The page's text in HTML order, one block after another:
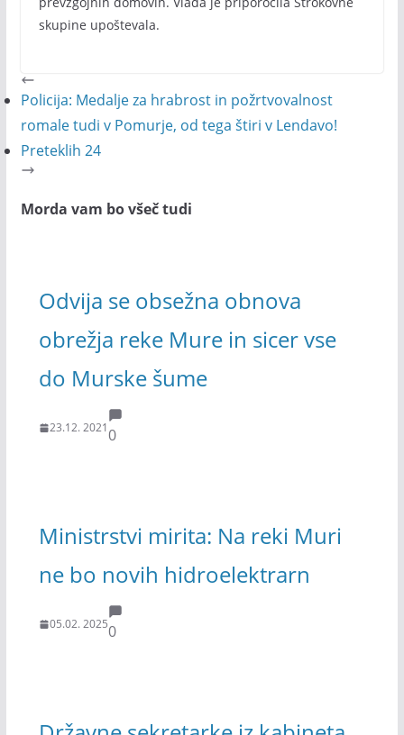
skupine upoštevala.
Policija: Medalje za hrabrost in požrtvovalnost
romale tudi v Pomurje, od tega štiri v Lendavo!
Preteklih 24
Morda vam bo všeč tudi
Odvija se obsežna obnova
obrežja reke Mure in sicer vse
do Murske šume
23.12. 20210
Ministrstvi mirita: Na reki Muri
ne bo novih hidroelektrarn
05.02. 20250